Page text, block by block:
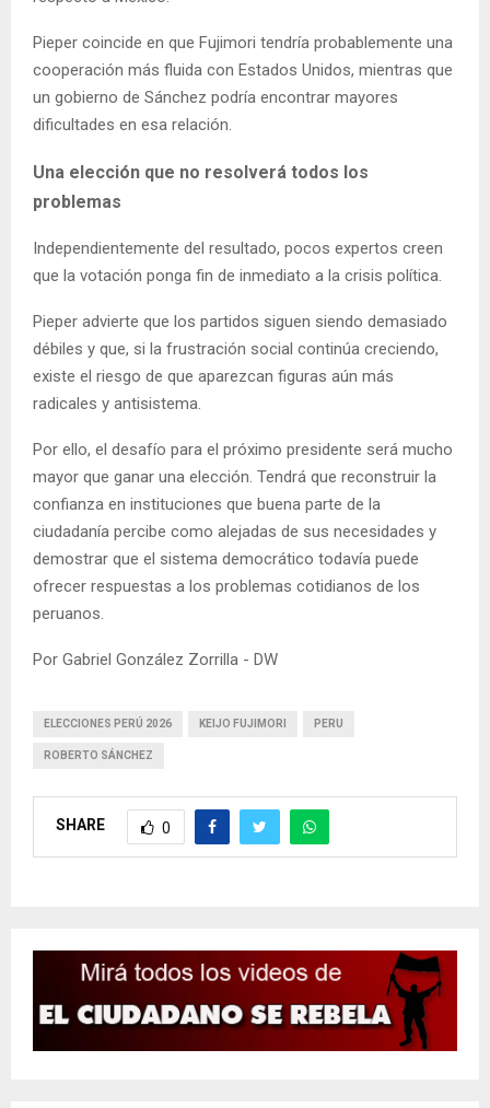
Pieper coincide en que Fujimori tendría probablemente una
cooperación más fluida con Estados Unidos, mientras que
un gobierno de Sánchez podría encontrar mayores
dificultades en esa relación.
Una elección que no resolverá todos los
problemas
Independientemente del resultado, pocos expertos creen
que la votación ponga fin de inmediato a la crisis política.
Pieper advierte que los partidos siguen siendo demasiado
débiles y que, si la frustración social continúa creciendo,
existe el riesgo de que aparezcan figuras aún más
radicales y antisistema.
Por ello, el desafío para el próximo presidente será mucho
mayor que ganar una elección. Tendrá que reconstruir la
confianza en instituciones que buena parte de la
ciudadanía percibe como alejadas de sus necesidades y
demostrar que el sistema democrático todavía puede
ofrecer respuestas a los problemas cotidianos de los
peruanos.
Por Gabriel González Zorrilla - DW
ELECCIONES PERÚ 2026 KEIJO FUJIMORI PERU
ROBERTO SÁNCHEZ
SHARE 0